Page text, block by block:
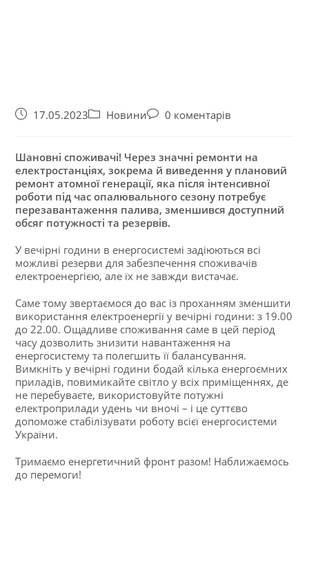
17.05.2023 Новини 0 коментарів
Шановні споживачі! Через значні ремонти на
електростанціях, зокрема й виведення у плановий
ремонт атомної генерації, яка після інтенсивної
роботи під час опалювального сезону потребує
перезавантаження палива, зменшився доступний
обсяг потужності та резервів.
У вечірні години в енергосистемі задіюються всі
можливі резерви для забезпечення споживачів
електроенергією, але їх не завжди вистачає.
Саме тому звертаємося до вас із проханням зменшити
використання електроенергії у вечірні години: з 19.00
до 22.00. Ощадливе споживання саме в цей період
часу дозволить знизити навантаження на
енергосистему та полегшить її балансування.
Вимкніть у вечірні години бодай кілька енергоємних
приладів, повимикайте світло у всіх приміщеннях, де
не перебуваєте, використовуйте потужні
електроприлади удень чи вночі – і це суттєво
допоможе стабілізувати роботу всієї енергосистеми
України.
Тримаємо енергетичний фронт разом! Наближаємось
до перемоги!